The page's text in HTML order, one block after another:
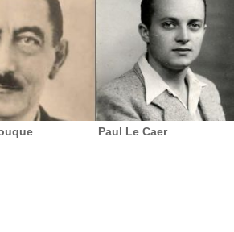
Paul Le Caer